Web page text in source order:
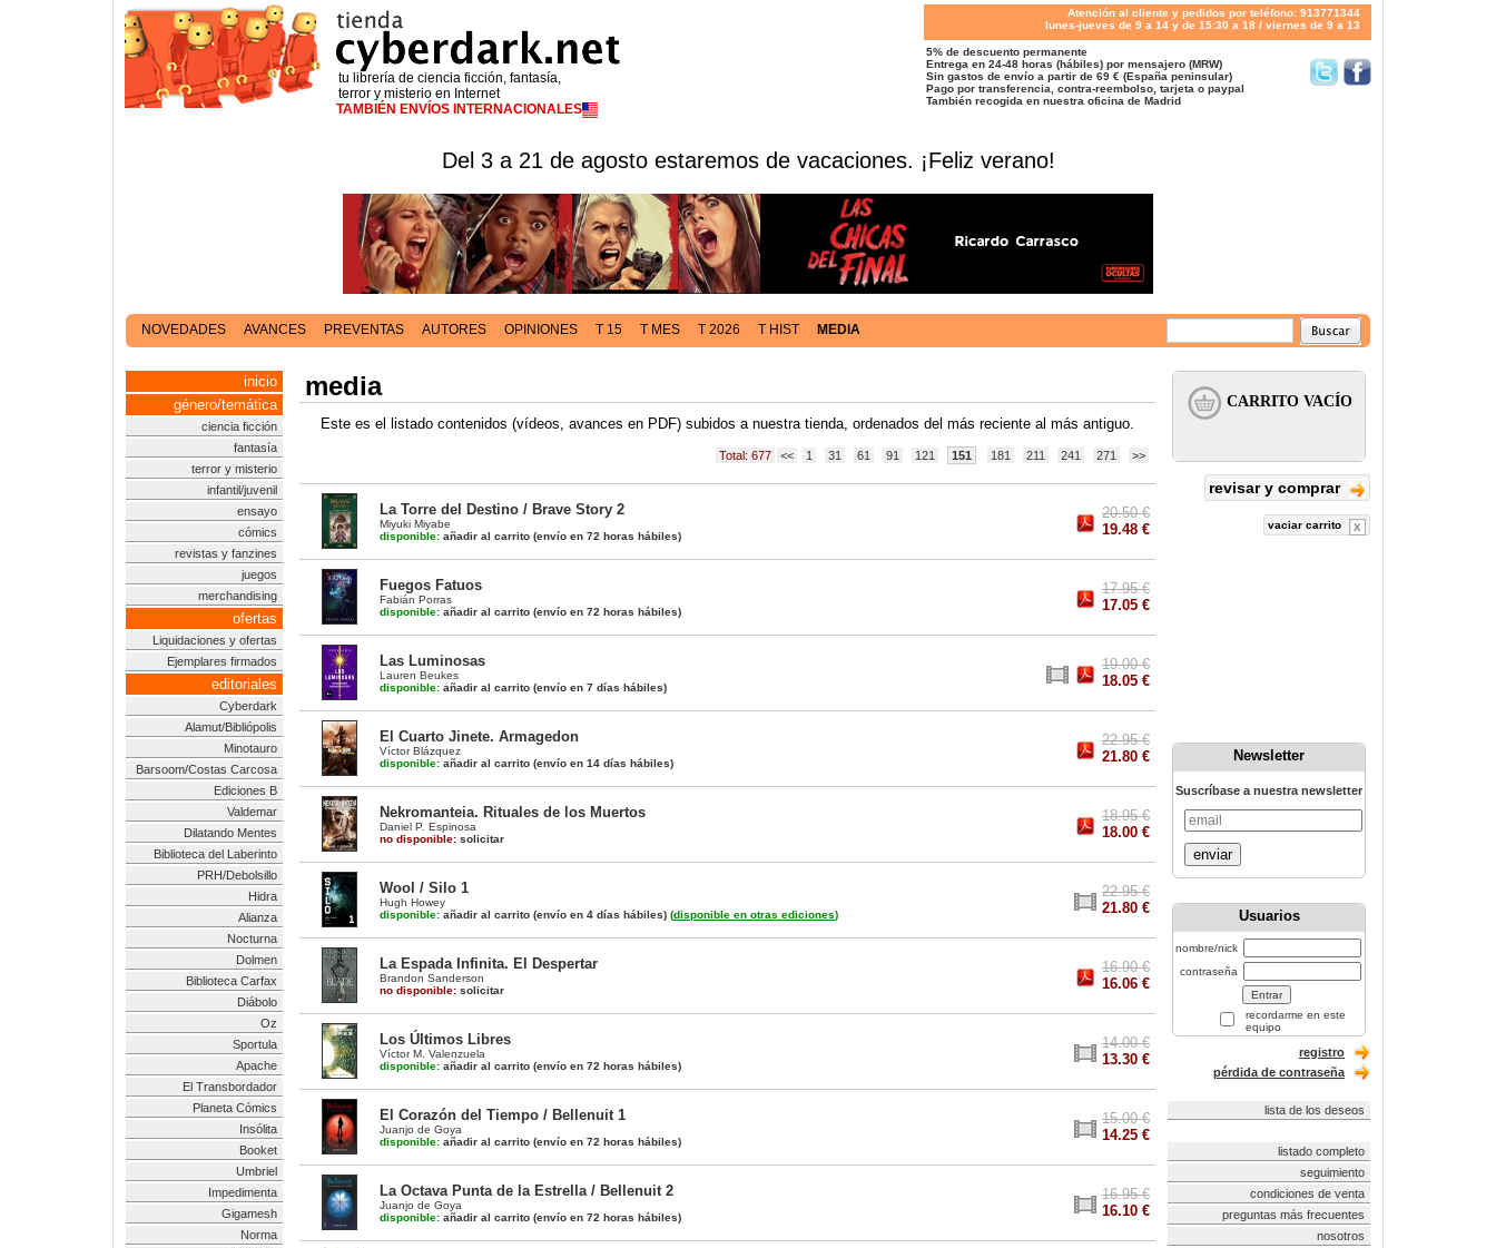
tu librería de ciencia ficción, fantasía,
terror y misterio en Internet
TAMBIÉN ENVÍOS INTERNACIONALES
Atención al cliente y pedidos por teléfono: 913771344
lunes-jueves de 9 a 14 y de 15:30 a 18 / viernes de 9 a 13
5% de descuento permanente
Entrega en 24-48 horas (hábiles) por mensajero (MRW)
Sin gastos de envío a partir de 69 € (España peninsular)
Pago por transferencia, contra-reembolso, tarjeta o paypal
También recogida en nuestra oficina de Madrid
Del 3 a 21 de agosto estaremos de vacaciones. ¡Feliz verano!
NOVEDADES AVANCES PREVENTAS AUTORES OPINIONES T 15 T MES T 2026 T HIST MEDIA
inicio
género/temática
ciencia ficción
fantasía
terror y misterio
infantil/juvenil
ensayo
cómics
revistas y fanzines
juegos
merchandising
ofertas
Liquidaciones y ofertas
Ejemplares firmados
editoriales
Cyberdark
Alamut/Bibliópolis
Minotauro
Barsoom/Costas Carcosa
Ediciones B
Valdemar
Dilatando Mentes
Biblioteca del Laberinto
PRH/Debolsillo
Hidra
Alianza
Nocturna
Dolmen
Biblioteca Carfax
Diábolo
Oz
Sportula
Apache
El Transbordador
Planeta Cómics
Insólita
Booket
Umbriel
Impedimenta
Gigamesh
Norma
media
Este es el listado contenidos (vídeos, avances en PDF) subidos a nuestra tienda, ordenados del más reciente al más antiguo.
Total: 677 << 1 31 61 91 121 151 181 211 241 271 >>
La Torre del Destino / Brave Story 2
Miyuki Miyabe
disponible: añadir al carrito (envío en 72 horas hábiles)
20.50 €
19.48 €
Fuegos Fatuos
Fabián Porras
disponible: añadir al carrito (envío en 72 horas hábiles)
17.95 €
17.05 €
Las Luminosas
Lauren Beukes
disponible: añadir al carrito (envío en 7 días hábiles)
19.00 €
18.05 €
El Cuarto Jinete. Armagedon
Víctor Blázquez
disponible: añadir al carrito (envío en 14 días hábiles)
22.95 €
21.80 €
Nekromanteia. Rituales de los Muertos
Daniel P. Espinosa
no disponible: solicitar
18.95 €
18.00 €
Wool / Silo 1
Hugh Howey
disponible: añadir al carrito (envío en 4 días hábiles) (disponible en otras ediciones)
22.95 €
21.80 €
La Espada Infinita. El Despertar
Brandon Sanderson
no disponible: solicitar
16.90 €
16.06 €
Los Últimos Libres
Víctor M. Valenzuela
disponible: añadir al carrito (envío en 72 horas hábiles)
14.00 €
13.30 €
El Corazón del Tiempo / Bellenuit 1
Juanjo de Goya
disponible: añadir al carrito (envío en 72 horas hábiles)
15.00 €
14.25 €
La Octava Punta de la Estrella / Bellenuit 2
Juanjo de Goya
disponible: añadir al carrito (envío en 72 horas hábiles)
16.95 €
16.10 €
revisar y comprar
vaciar carrito
Newsletter
Suscríbase a nuestra newsletter
enviar
Usuarios
nombre/nick
contraseña
recordarme en este
equipo
registro
pérdida de contraseña
lista de los deseos
listado completo
seguimiento
condiciones de venta
preguntas más frecuentes
nosotros